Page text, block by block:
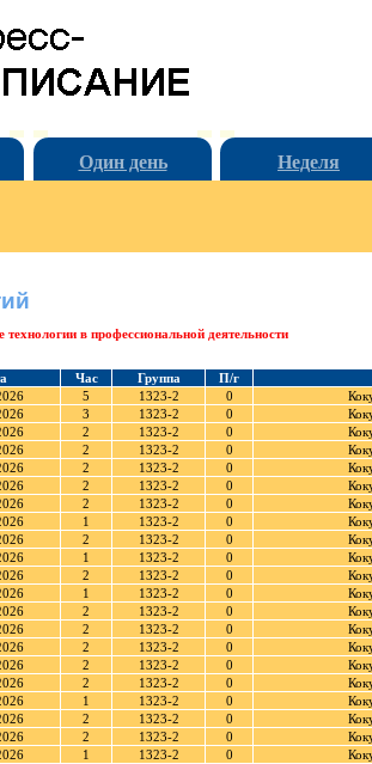
Один день Неделя
в профессиональной деятельности
Час Группа
П/г
5 1323-2 0
3 1323-2 0
2 1323-2 0
2 1323-2 0
2 1323-2 0
2 1323-2 0
2 1323-2 0
1 1323-2 0
2 1323-2 0
1 1323-2 0
2 1323-2 0
1 1323-2 0
2 1323-2 0
2 1323-2 0
2 1323-2 0
2 1323-2 0
2 1323-2 0
1 1323-2 0
2 1323-2 0
2 1323-2 0
1 1323-2 0